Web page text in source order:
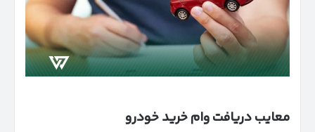
معایب دریافت وام خرید خودرو